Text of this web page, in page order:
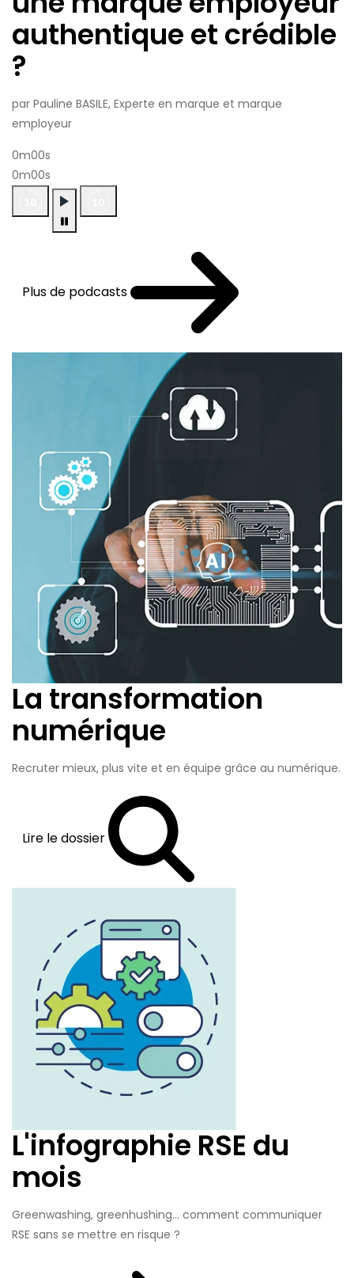
authentique et crédible
?
par Pauline BASILE, Experte en marque et marque
employeur
0m00s
0m00s
Plus de podcasts
La transformation
numérique
Recruter mieux, plus vite et en équipe grâce au numérique.
Lire le dossier
L'infographie RSE du
mois
Greenwashing, greenhushing… comment communiquer
RSE sans se mettre en risque ?